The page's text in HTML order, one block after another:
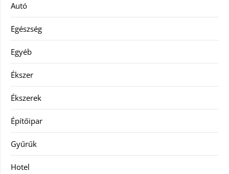
Autó
Egészség
Egyéb
Ékszer
Ékszerek
Építőipar
Gyűrűk
Hotel